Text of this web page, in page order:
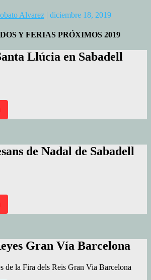
Alvarez | diciembre 18, 2019
Y FERIAS PRÓXIMOS 2019
Llúcia en Sabadell
de Nadal de Sabadell
Gran Vía Barcelona
de la Fira dels Reis Gran Via Barcelona